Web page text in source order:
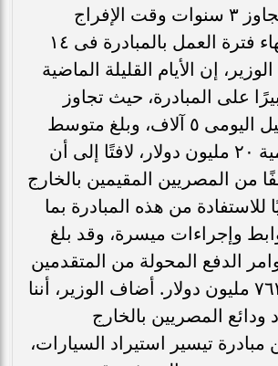
على غيره ألا يتجاوز ٣ سنوات وقت الإفراج
الجمركي، وانتهاء فترة العمل بالمبادرة فى ١٤
قال الوزير، إن الأيام القليلة الماضية
على المبادرة، حيث تجاوز
متوسط التسجيل اليومى ٥ آلاف، وبلغ متوسط
التحويلات اليومية ٢٠ مليون دولار، لافتًا إلى أن
من ١٥١ ألفًا من المصريين المقيمين بالخارج
للاستفادة من هذه المبادرة بما
وإجراءات ميسرة، وقد بلغ
الدفع المحولة من المتقدمين
حتى الآن نحو ٧٦٣ مليون دولار. أضاف الوزير، أننا
المصريين بالخارج
تيسير استيراد السيارات،